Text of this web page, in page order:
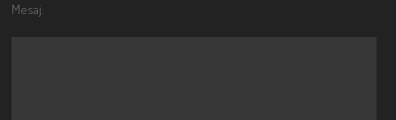
Mesaj: